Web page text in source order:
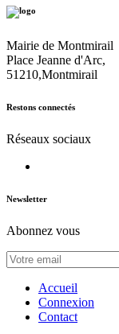
Mairie de Montmirail
Place Jeanne d'Arc,
51210,Montmirail
Restons connectés
Réseaux sociaux
Newsletter
Abonnez vous
Accueil
Connexion
Contact